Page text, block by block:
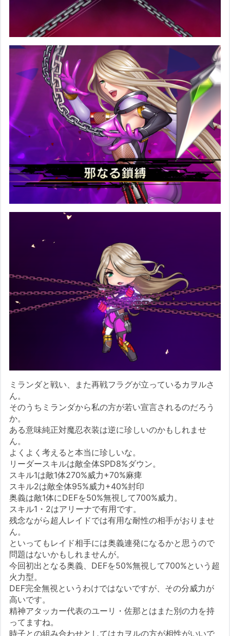
ミランダと戦い、また再戦フラグが立っているカヲルさ
ん。
そのうちミランダから私の方が若い宣言されるのだろう
か。
ある意味純正対魔忍衣装は逆に珍しいのかもしれませ
ん。
よくよく考えると本当に珍しいな。
リーダースキルは敵全体SPD8%ダウン。
スキル1は敵1体270%威力+70%麻痺
スキル2は敵全体95%威力+40%封印
奥義は敵1体にDEFを50%無視して700%威力。
スキル1・2はアリーナで有用です。
残念ながら超人レイドでは有用な耐性の相手がおりませ
ん。
といってもレイド相手には奥義連発になるかと思うので
問題はないかもしれませんが。
今回初出となる奥義、DEFを50%無視して700%という超
火力型。
DEF完全無視というわけではないですが、その分威力が
高いです。
精神アタッカー代表のユーリ・佐那とはまた別の力を持
ってますね。
時子との組み合わせとしてはカヲルの方が相性がいいで